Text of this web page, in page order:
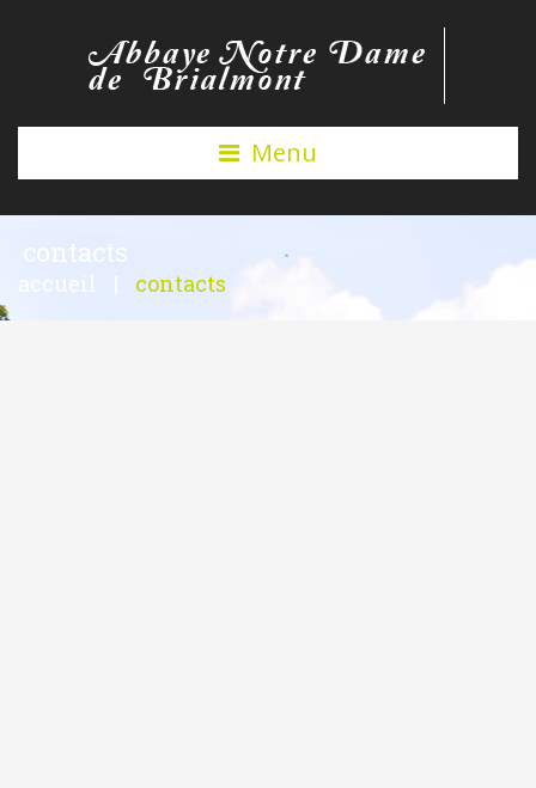
Menu
contacts
accueil | contacts